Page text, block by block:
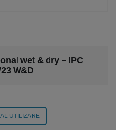
wet & dry – IPC
W&D
UTILIZARE